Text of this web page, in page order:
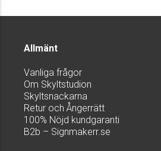
Allmänt
Vanliga frågor
Om Skyltstudion
Skyltsnackarna
Retur och Ångerrätt
100% Nöjd kundgaranti
B2b – Signmakerr.se